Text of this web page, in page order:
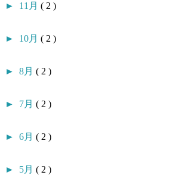
► 11月 ( 2 )
► 10月 ( 2 )
► 8月 ( 2 )
► 7月 ( 2 )
► 6月 ( 2 )
► 5月 ( 2 )